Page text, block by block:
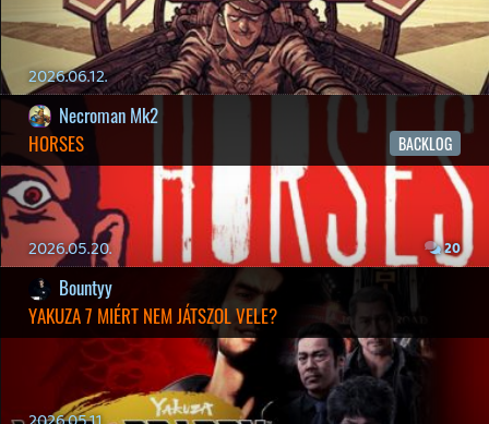
2026.04.22.
Necroman Mk2
GLITCHY CUTE LOOP
TESZT
2026.04.14. 11
Necroman Mk2
THE EXIT 8
BACKLOG
2026.04.08.
axl
AACE COMBAT
AJÁNLÓ